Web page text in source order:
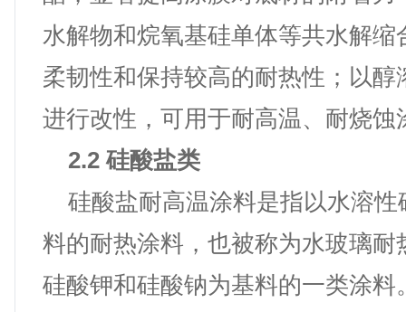
水解物和烷氧基硅单体等共水解缩
柔韧性和保持较高的耐热性；以醇
进行改性，可用于耐高温、耐烧蚀
2.2 硅酸盐类
硅酸盐耐高温涂料是指以水溶性
料的耐热涂料，也被称为水玻璃耐
硅酸钾和硅酸钠为基料的一类涂料